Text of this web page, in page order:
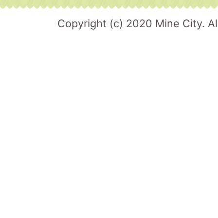
Copyright (c) 2020 Mine City.